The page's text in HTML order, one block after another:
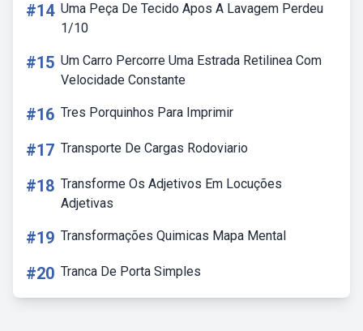
#14 Uma Peça De Tecido Apos A Lavagem Perdeu
1/10
#15 Um Carro Percorre Uma Estrada Retilinea Com
Velocidade Constante
#16 Tres Porquinhos Para Imprimir
#17 Transporte De Cargas Rodoviario
#18 Transforme Os Adjetivos Em Locuções
Adjetivas
#19 Transformações Quimicas Mapa Mental
#20 Tranca De Porta Simples